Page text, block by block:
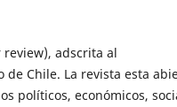
adscrita al
Chile. La revista esta
políticos, económicos,